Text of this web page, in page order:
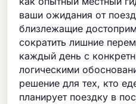
ваши ожидания от
близлежащие
сократить лишние
каждый день с
логическими
решение для тех, кто
планирует поездку в